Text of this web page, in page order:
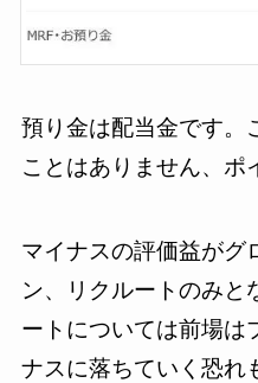
預り金は配当金です。
ことはありません、ポ
マイナスの評価益がグ
ン、リクルートのみと
ートについては前場は
ナスに落ちていく恐れ